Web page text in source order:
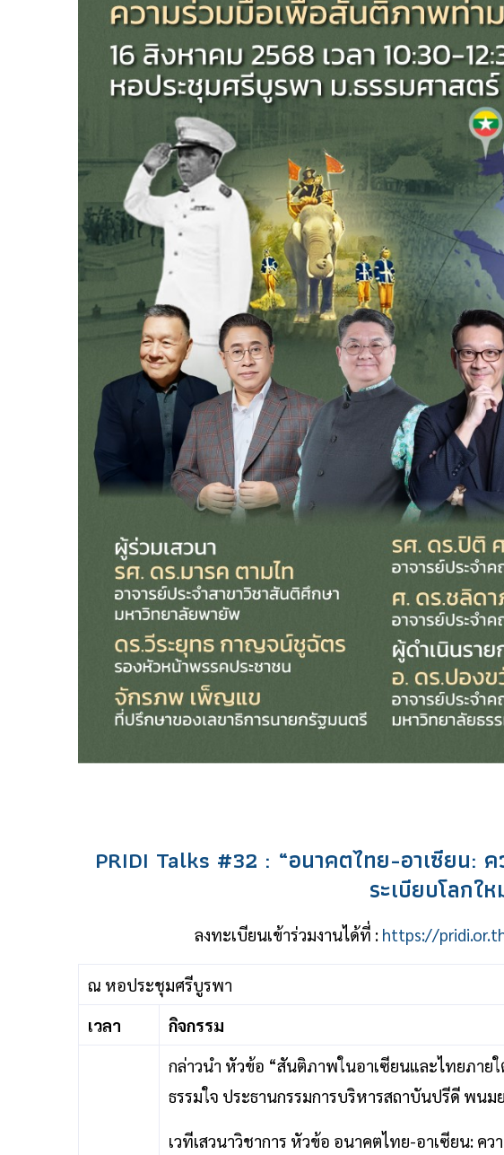
PRIDI Talks #32 : “อนาคตไทย-อาเซียน:
ระเบียบโลกให
ลงทะเบียนเข้าร่วมงานได้ที่ : https://
ณ หอประชุมศรีบูรพา
เวลา
กิจกรรม
กล่าวนำ หัวข้อ “สันติภาพในอาเซียนและไทยภาย
ธรรมใจ ประธานกรรมการบริหารสถาบันปรีดี พนม
เวทีเสวนาวิชาการ หัวข้อ อนาคตไทย-อาเซียน: ค